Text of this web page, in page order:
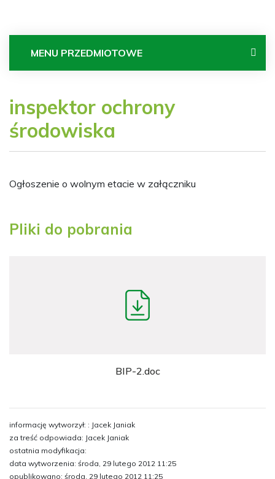
MENU PRZEDMIOTOWE
inspektor ochrony
środowiska
Ogłoszenie o wolnym etacie w załączniku
Pliki do pobrania
BIP-2.doc
informację wytworzył: : Jacek Janiak
za treść odpowiada: Jacek Janiak
ostatnia modyfikacja:
data wytworzenia: środa, 29 lutego 2012 11:25
opublikowano: środa, 29 lutego 2012 11:25